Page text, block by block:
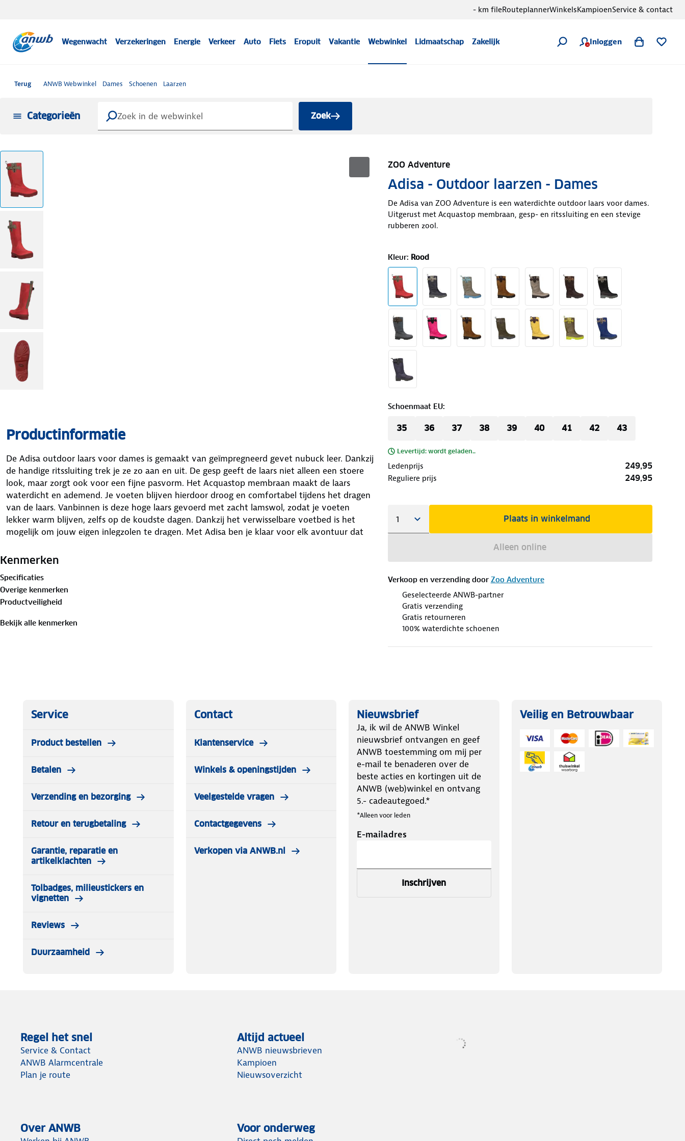
Wegenwacht Verzekeringen Energie Verkeer Auto Fiets Eropuit Vakantie Webwinkel Lidmaatschap Zakelijk Inloggen
- km fileRouteplannerWinkelsKampioenService & contact
Terug ANWB Webwinkel Dames Schoenen Laarzen
Categorieën Zoek
ZOO Adventure
Adisa - Outdoor laarzen - Dames
De Adisa van ZOO Adventure is een waterdichte outdoor laars voor dames.
Uitgerust met Acquastop membraan, gesp- en ritssluiting en een stevige
rubberen zool.
Kleur: Rood
Schoenmaat EU:
35 36 37 38 39 40 41 42 43
Levertijd: wordt geladen..
Ledenprijs 249,95
Reguliere prijs 249,95
Plaats in winkelmand
Alleen online
Verkoop en verzending door Zoo Adventure
Geselecteerde ANWB-partner
Gratis verzending
Gratis retourneren
100% waterdichte schoenen
Productinformatie
De Adisa outdoor laars voor dames is gemaakt van geïmpregneerd gevet nubuck leer. Dankzij
de handige ritssluiting trek je ze zo aan en uit. De gesp geeft de laars niet alleen een stoere
look, maar zorgt ook voor een fijne pasvorm. Het Acquastop membraan maakt de laars
waterdicht en ademend. Je voeten blijven hierdoor droog en comfortabel tijdens het dragen
van de laars. Vanbinnen is deze hoge laars gevoerd met zacht lamswol, zodat je voeten
lekker warm blijven, zelfs op de koudste dagen. Dankzij het verwisselbare voetbed is het
mogelijk om jouw eigen inlegzolen te dragen. Met Adisa ben je klaar voor elk avontuur dat
Uitneembaar voetbed • Acquastop membraan 100% waterdicht en ademend
Kenmerken
Specificaties
Overige kenmerken
Productveiligheid
Bekijk alle kenmerken
Service
Product bestellen
Betalen
Verzending en bezorging
Retour en terugbetaling
Garantie, reparatie en
artikelklachten
Tolbadges, milieustickers en
vignetten
Reviews
Duurzaamheid
Contact
Klantenservice
Winkels & openingstijden
Veelgestelde vragen
Contactgegevens
Verkopen via ANWB.nl
Nieuwsbrief
Ja, ik wil de ANWB Winkel
nieuwsbrief ontvangen en geef
ANWB toestemming om mij per
e-mail te benaderen over de
beste acties en kortingen uit de
ANWB (web)winkel en ontvang
5.- cadeautegoed.*
*Alleen voor leden
E-mailadres
Inschrijven
Veilig en Betrouwbaar
Regel het snel
Service & Contact
ANWB Alarmcentrale
Plan je route
Altijd actueel
ANWB nieuwsbrieven
Kampioen
Nieuwsoverzicht
Over ANWB Voor onderweg